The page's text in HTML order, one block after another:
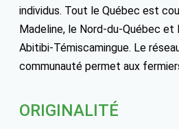
individus. Tout le Québec est
Madeline, le Nord-du-Québec
Abitibi-Témiscamingue. Le
communauté permet aux
ORIGINALITÉ